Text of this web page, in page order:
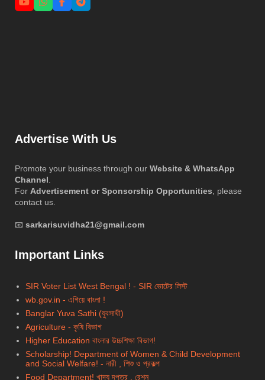
Advertise With Us
Promote your business through our Website & WhatsApp
Channel.
For Advertisement or Sponsorship Opportunities, please
contact us.
📧 sarkarisuvidha21@gmail.com
Important Links
SIR Voter List West Bengal ! - SIR ভোটের লিস্ট
wb.gov.in - এগিয়ে বাংলা !
Banglar Yuva Sathi (যুবসাথী)
Agriculture - কৃষি বিভাগ
Higher Education বাংলার উচ্চশিক্ষা বিভাগ!
Scholarship! Department of Women & Child Development
and Social Welfare! - নারী , শিশু ও প্রকল্প
Food Department! খাদ্য দপ্তর , রেশন